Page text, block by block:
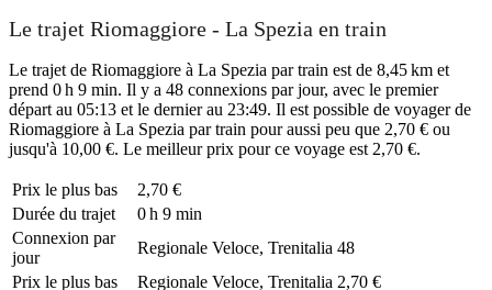
Le trajet Riomaggiore - La Spezia en train
Le trajet de Riomaggiore à La Spezia par train est de 8,45 km et
prend 0 h 9 min. Il y a 48 connexions par jour, avec le premier
départ au 05:13 et le dernier au 23:49. Il est possible de voyager de
Riomaggiore à La Spezia par train pour aussi peu que 2,70 € ou
jusqu'à 10,00 €. Le meilleur prix pour ce voyage est 2,70 €.
Prix ​​le plus bas
2,70 €
Durée du trajet
0 h 9 min
Connexion par
jour
Regionale Veloce, Trenitalia 48
Prix ​​le plus bas
Regionale Veloce, Trenitalia 2,70 €